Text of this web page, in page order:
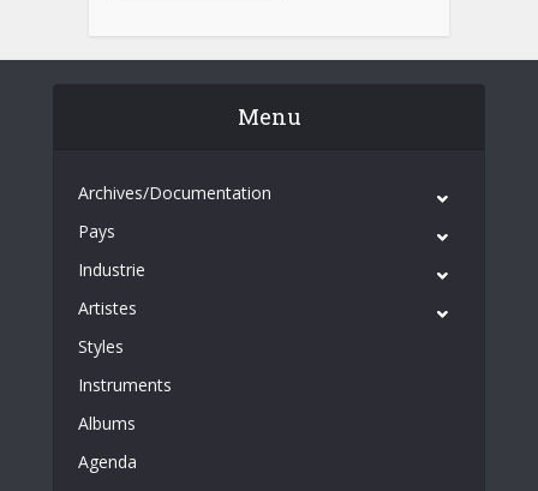
Menu
Archives/Documentation
Pays
Industrie
Artistes
Styles
Instruments
Albums
Agenda